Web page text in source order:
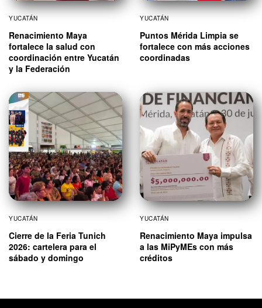
YUCATÁN
Renacimiento Maya
fortalece la salud con
coordinación entre Yucatán
y la Federación
YUCATÁN
Puntos Mérida Limpia se
fortalece con más acciones
coordinadas
YUCATÁN
Cierre de la Feria Tunich
2026: cartelera para el
sábado y domingo
YUCATÁN
Renacimiento Maya impulsa
a las MiPyMEs con más
créditos